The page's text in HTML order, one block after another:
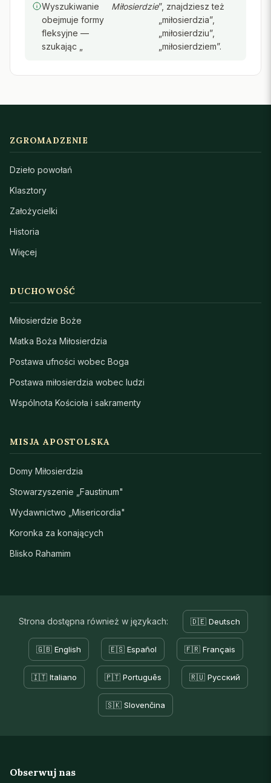
Wyszukiwanie
obejmuje formy
fleksyjne —
szukając „
Miłosierdzie”, znajdziesz też
„miłosierdzia”,
„miłosierdziu”,
„miłosierdziem”.
ZGROMADZENIE
Dzieło powołań
Klasztory
Założycielki
Historia
Więcej
DUCHOWOŚĆ
Miłosierdzie Boże
Matka Boża Miłosierdzia
Postawa ufności wobec Boga
Postawa miłosierdzia wobec ludzi
Wspólnota Kościoła i sakramenty
MISJA APOSTOLSKA
Domy Miłosierdzia
Stowarzyszenie „Faustinum"
Wydawnictwo „Misericordia"
Koronka za konających
Blisko Rahamim
Strona dostępna również w językach: 🇩🇪 Deutsch
🇬🇧 English 🇪🇸 Español 🇫🇷 Français
🇮🇹 Italiano 🇵🇹 Português 🇷🇺 Русский
🇸🇰 Slovenčina
Obserwuj nas